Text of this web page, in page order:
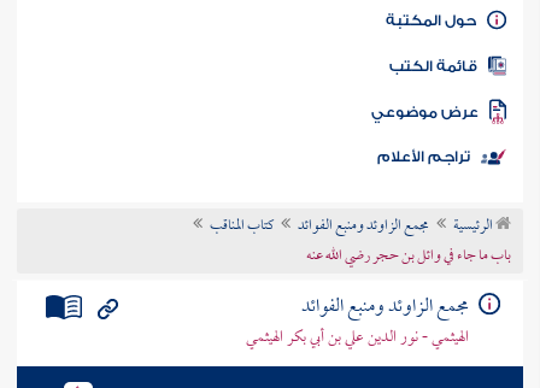
كتاب الأمة
المكتبة
الكتب
موضوعي
تراجم الأعلام
الرئيسية مجمع الزاوئد ومنبع الفوائد
كتاب المناقب
باب ما جاء في وائل بن حجر رضي الله عنه
مجمع الزاوئد ومنبع الفوائد
الهيثمي - نور الدين علي بن أبي بكر الهيثمي